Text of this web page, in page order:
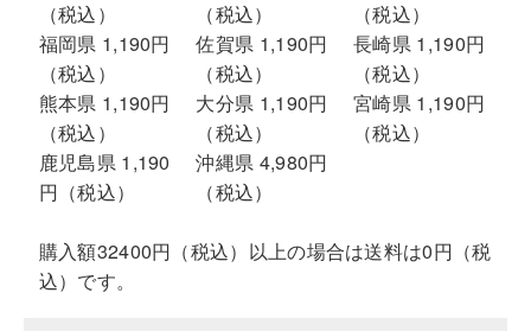
（税込）
（税込）
（税込）
福岡県 1,190円
（税込）
佐賀県 1,190円
（税込）
長崎県 1,190円
（税込）
熊本県 1,190円
（税込）
大分県 1,190円
（税込）
宮崎県 1,190円
（税込）
鹿児島県 1,190
円（税込）
沖縄県 4,980円
（税込）
購入額32400円（税込）以上の場合は送料は0円（税
込）です。